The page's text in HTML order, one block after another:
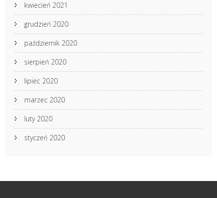
kwiecień 2021
grudzień 2020
październik 2020
sierpień 2020
lipiec 2020
marzec 2020
luty 2020
styczeń 2020